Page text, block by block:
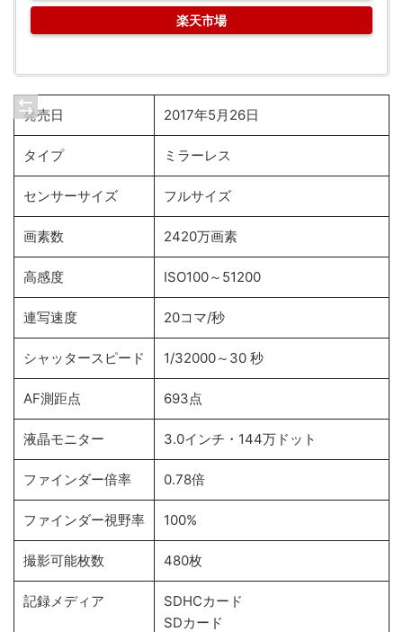
楽天市場
発売日 2017年5月26日
タイプ ミラーレス
センサーサイズ フルサイズ
画素数 2420万画素
高感度 ISO100～51200
連写速度 20コマ/秒
シャッタースピード 1/32000～30 秒
AF測距点 693点
液晶モニター 3.0インチ・144万ドット
ファインダー倍率 0.78倍
ファインダー視野率 100%
撮影可能枚数 480枚
記録メディア
SDHCカード
SDカード